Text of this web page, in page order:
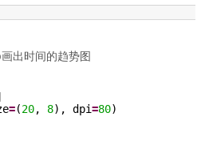
出时间的趋势图
=(20, 8), dpi=80)